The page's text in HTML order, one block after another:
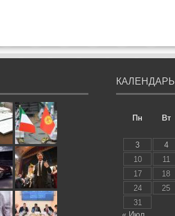
КАЛЕНДАРЬ
Пн
Вт
3
4
10
11
17
18
24
25
31